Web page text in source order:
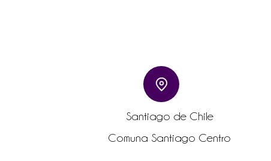
Santiago de Chile
Comuna Santiago Centro